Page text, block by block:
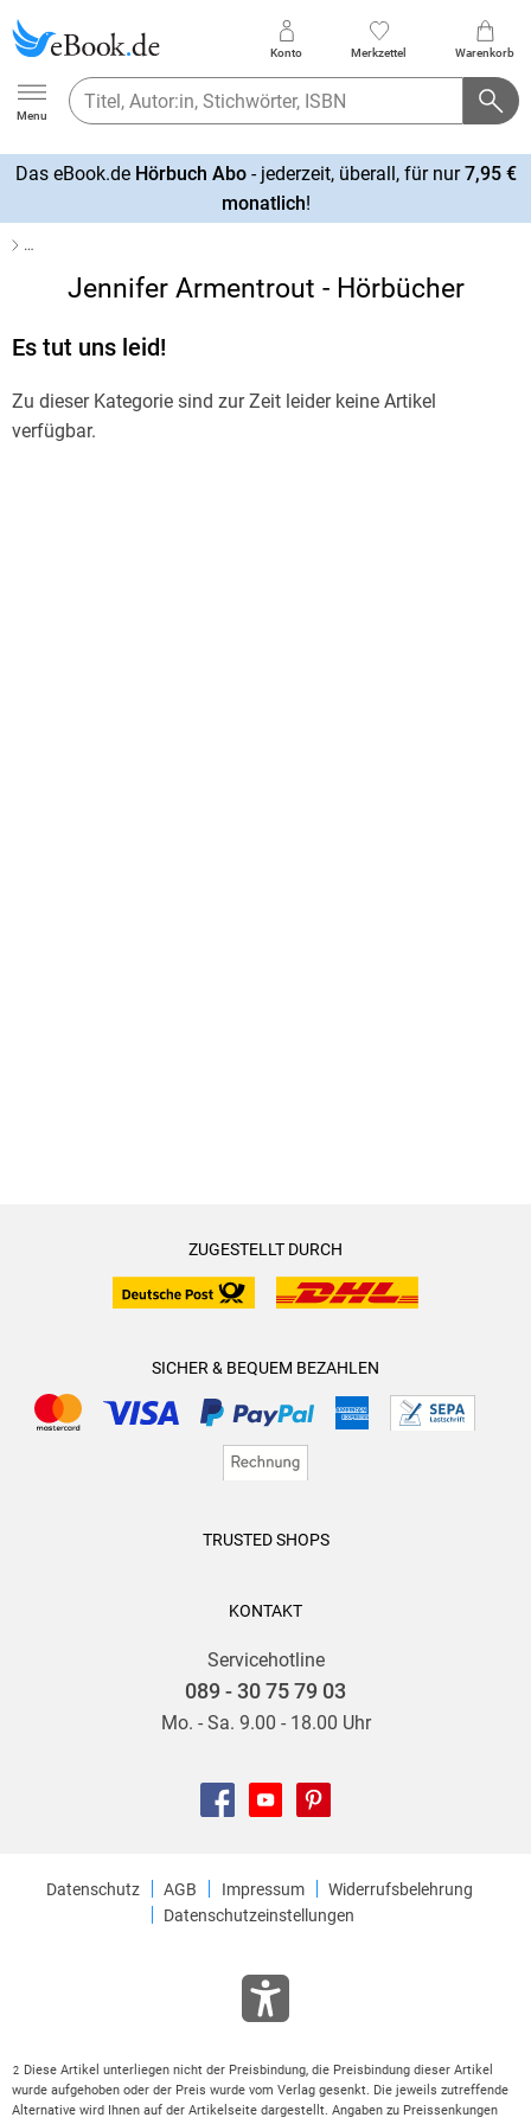
Ebook.de
Menu
Konto Merkzettel Warenkorb
Das eBook.de Hörbuch Abo- jederzeit, überall, für nur7,95 €
monatlich!
…
Jennifer Armentrout - Hörbücher
Es tut uns leid!
Zu dieser Kategorie sind zur Zeit leider keine Artikel
verfügbar.
ZUGESTELLT DURCH
SICHER & BEQUEM BEZAHLEN
TRUSTED SHOPS
KONTAKT
Servicehotline
089 - 30 75 79 03
Mo. - Sa. 9.00 - 18.00 Uhr
Datenschutz AGB Impressum
Widerrufsbelehrung
Datenschutzeinstellungen
2 Diese Artikel unterliegen nicht der Preisbindung, die Preisbindung dieser Artikel
wurde aufgehoben oder der Preis wurde vom Verlag gesenkt. Die jeweils zutreffende
Alternative wird Ihnen auf der Artikelseite dargestellt. Angaben zu Preissenkungen